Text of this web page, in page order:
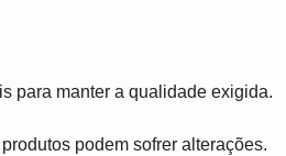
para manter a qualidade exigida.
podem sofrer alterações.